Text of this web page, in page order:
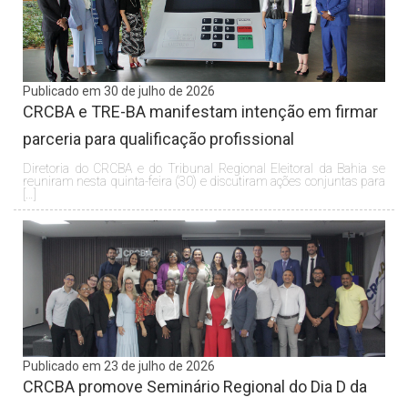
Publicado em 30 de julho de 2026
CRCBA e TRE-BA manifestam intenção em firmar
parceria para qualificação profissional
Diretoria do CRCBA e do Tribunal Regional Eleitoral da Bahia se
reuniram nesta quinta-feira (30) e discutiram ações conjuntas para
Publicado em 23 de julho de 2026
CRCBA promove Seminário Regional do Dia D da